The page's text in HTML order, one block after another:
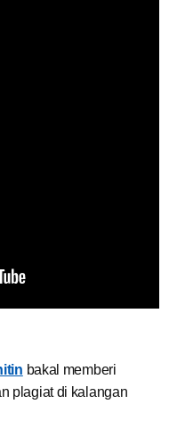
bakal memberi
plagiat di kalangan